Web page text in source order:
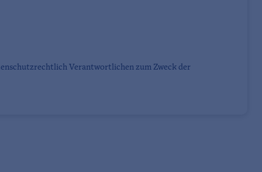
Verantwortlichen zum Zweck der